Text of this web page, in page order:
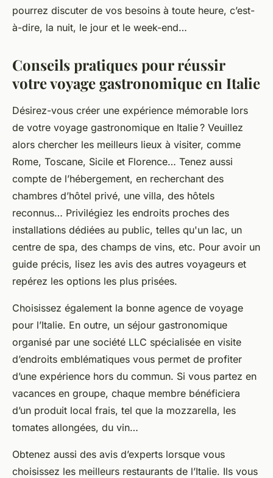
pourrez discuter de vos besoins à toute heure, c’est-
à-dire, la nuit, le jour et le week-end…
Conseils pratiques pour réussir
votre voyage gastronomique en Italie
Désirez-vous créer une expérience mémorable lors
de votre voyage gastronomique en Italie ? Veuillez
alors chercher les meilleurs lieux à visiter, comme
Rome, Toscane, Sicile et Florence… Tenez aussi
compte de l’hébergement, en recherchant des
chambres d’hôtel privé, une villa, des hôtels
reconnus… Privilégiez les endroits proches des
installations dédiées au public, telles qu'un lac, un
centre de spa, des champs de vins, etc. Pour avoir un
guide précis, lisez les avis des autres voyageurs et
repérez les options les plus prisées.
Choisissez également la bonne agence de voyage
pour l’Italie. En outre, un séjour gastronomique
organisé par une société LLC spécialisée en visite
d’endroits emblématiques vous permet de profiter
d’une expérience hors du commun. Si vous partez en
vacances en groupe, chaque membre bénéficiera
d’un produit local frais, tel que la mozzarella, les
tomates allongées, du vin…
Obtenez aussi des avis d’experts lorsque vous
choisissez les meilleurs restaurants de l’Italie. Ils vous